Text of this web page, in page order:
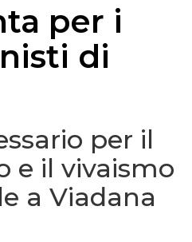
per i
di
per il
e il vivaismo
a Viadana